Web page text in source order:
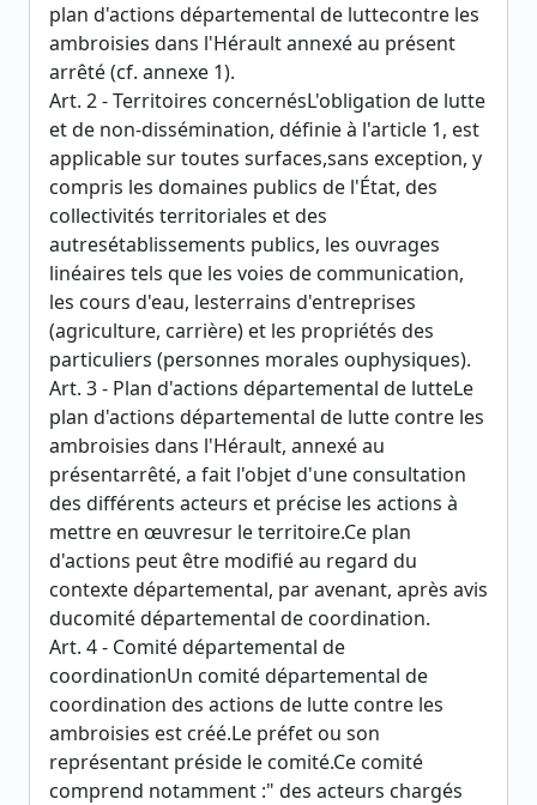
plan d'actions départemental de luttecontre les
ambroisies dans l'Hérault annexé au présent
arrêté (cf. annexe 1).
Art. 2 - Territoires concernésL'obligation de lutte
et de non-dissémination, définie à l'article 1, est
applicable sur toutes surfaces,sans exception, y
compris les domaines publics de l'État, des
collectivités territoriales et des
autresétablissements publics, les ouvrages
linéaires tels que les voies de communication,
les cours d'eau, lesterrains d'entreprises
(agriculture, carrière) et les propriétés des
particuliers (personnes morales ouphysiques).
Art. 3 - Plan d'actions départemental de lutteLe
plan d'actions départemental de lutte contre les
ambroisies dans l'Hérault, annexé au
présentarrêté, a fait l'objet d'une consultation
des différents acteurs et précise les actions à
mettre en œuvresur le territoire.Ce plan
d'actions peut être modifié au regard du
contexte départemental, par avenant, après avis
ducomité départemental de coordination.
Art. 4 - Comité départemental de
coordinationUn comité départemental de
coordination des actions de lutte contre les
ambroisies est créé.Le préfet ou son
représentant préside le comité.Ce comité
comprend notamment :" des acteurs chargés